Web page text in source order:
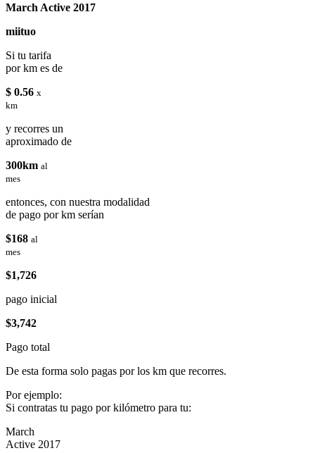
March Active 2017
miituo
Si tu tarifa
por km es de
$ 0.56 x
km
y recorres un
aproximado de
300km al
mes
entonces, con nuestra modalidad
de pago por km serían
$168 al
mes
$1,726
pago inicial
$3,742
Pago total
De esta forma solo pagas por los km que recorres.
Por ejemplo:
Si contratas tu pago por kilómetro para tu:
March
Active 2017